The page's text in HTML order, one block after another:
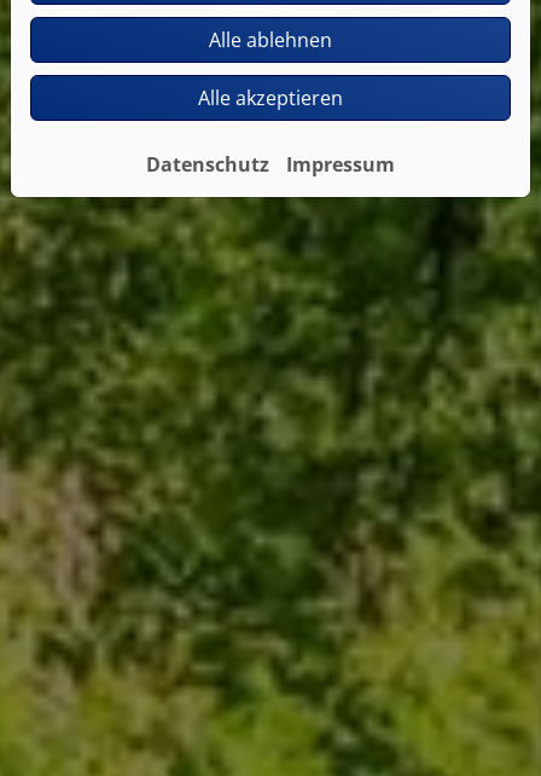
Alle ablehnen
Alle akzeptieren
Datenschutz Impressum